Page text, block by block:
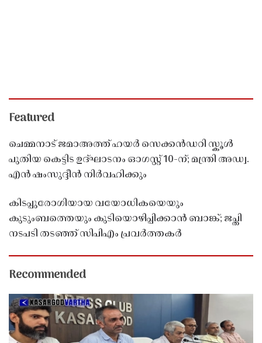
Featured
ചെമ്മനാട് ജമാഅത്ത് ഹയർ സെക്കൻഡറി സ്കൂൾ
പുതിയ കെട്ടിട ഉദ്ഘാടനം ഓഗസ്റ്റ് 10-ന്; മന്ത്രി അഡ്വ.
എൻ ഷംസുദ്ദീൻ നിർവഹിക്കും
കിടപ്പുരോഗിയായ വയോധികയെയും
കുടുംബത്തെയും കുടിയൊഴിപ്പിക്കാൻ ബാങ്ക്; ജപ്തി
നടപടി തടഞ്ഞ് സിപിഎം പ്രവർത്തകർ
Recommended